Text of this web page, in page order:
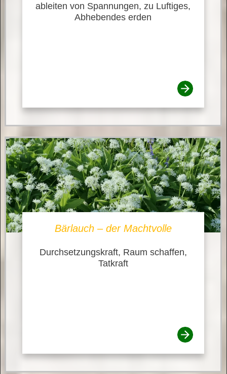
ableiten von Spannungen, zu Luftiges,
Abhebendes erden
Bärlauch – der Machtvolle
Durchsetzungskraft, Raum schaffen,
Tatkraft